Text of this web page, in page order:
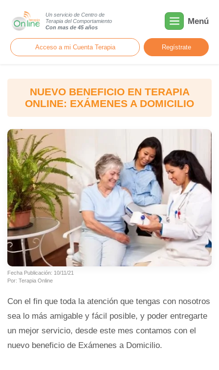
Un servicio de Centro de
Terapia del Comportamiento
Con mas de 45 años
Menú
Acceso a mi Cuenta Terapia Regístrate
NUEVO BENEFICIO EN TERAPIA
ONLINE: EXÁMENES A DOMICILIO
Fecha Publicación: 10/11/21
Por: Terapia Online
Con el fin que toda la atención que tengas con nosotros
sea lo más amigable y fácil posible, y poder entregarte
un mejor servicio, desde este mes contamos con el
nuevo beneficio de Exámenes a Domicilio.